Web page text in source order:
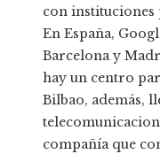
con instituciones
En España,
Barcelona y
hay un centro
Bilbao, además,
compañía que